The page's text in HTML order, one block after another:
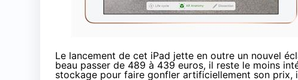
Le lancement de cet iPad jette en outre un nouvel
beau passer de 489 à 439 euros, il reste le moins
stockage pour faire gonfler artificiellement son prix,